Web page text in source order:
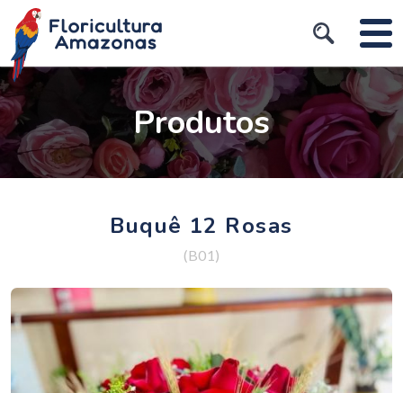
Produtos
Buquê 12 Rosas
(B01)